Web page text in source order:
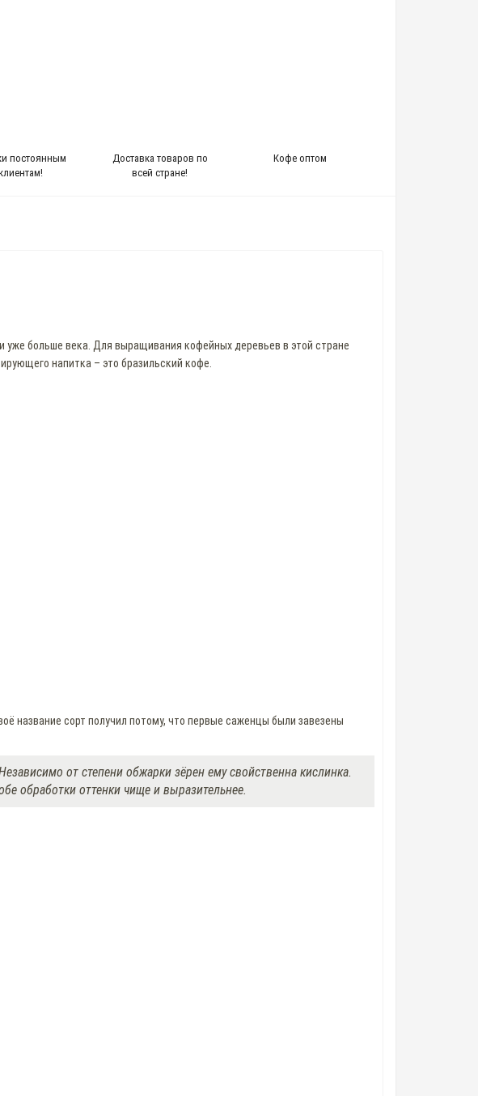
постоянным
Доставка товаров по
всей стране!
Кофе оптом
уже больше века. Для выращивания кофейных деревьев в этой стране
напитка – это бразильский кофе.
название сорт получил потому, что первые саженцы были завезены
от степени обжарки зёрен ему свойственна кислинка.
обработки оттенки чище и выразительнее.